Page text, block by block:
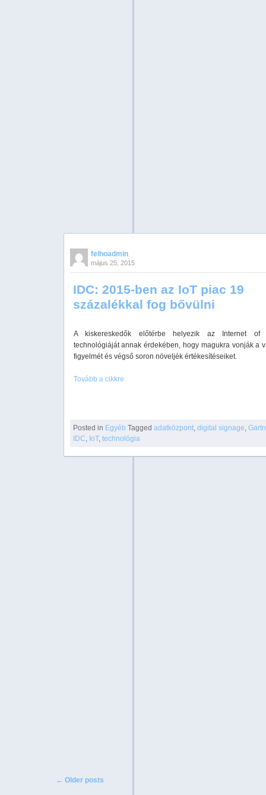
felhoadmin
május 25, 2015
IDC: 2015-ben az IoT piac 19
százalékkal fog bővülni
A kiskereskedők előtérbe helyezik az Internet of
technológiáját annak érdekében, hogy magukra vonják a
figyelmét és végső soron növeljék értékesítéseiket.
Tovább a cikkre
Posted in Egyéb Tagged adatközpont,digital signage,
IDC, IoT,technológia
Post navigation
← Older posts